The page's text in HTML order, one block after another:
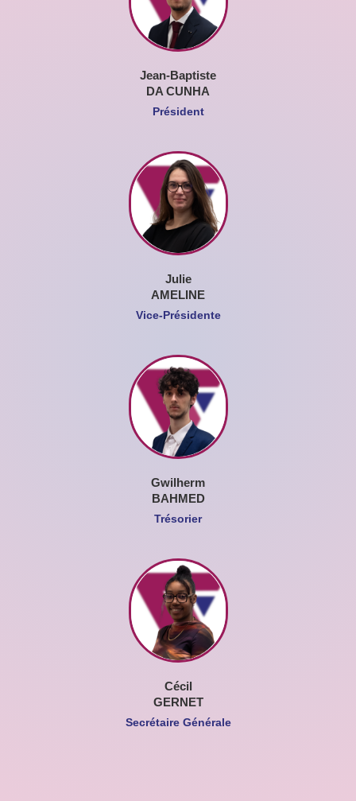
Jean-Baptiste
DA CUNHA
Président
Julie
AMELINE
Vice-Présidente
Gwilherm
BAHMED
Trésorier
Cécil
GERNET
Secrétaire Générale